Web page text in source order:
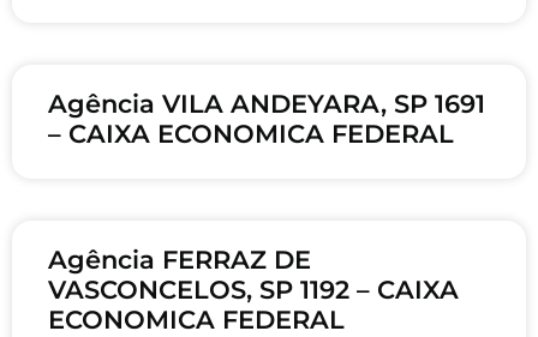
Agência VILA ANDEYARA, SP 1691
– CAIXA ECONOMICA FEDERAL
Agência FERRAZ DE
VASCONCELOS, SP 1192 – CAIXA
ECONOMICA FEDERAL